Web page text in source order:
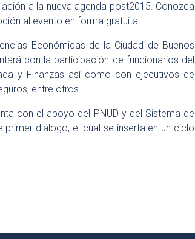
a la nueva agenda post2015. Conozca
al evento en forma gratuita.
Económicas de la Ciudad de Buenos
con la participación de funcionarios del
y Finanzas así como con ejecutivos de
entre otros.
con el apoyo del PNUD y del Sistema de
diálogo, el cual se inserta en un ciclo